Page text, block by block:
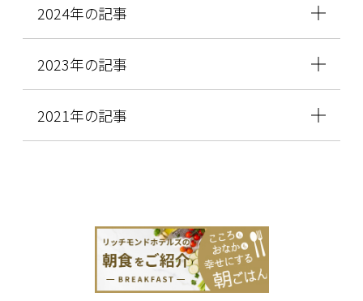
2024年の記事
2023年の記事
2021年の記事